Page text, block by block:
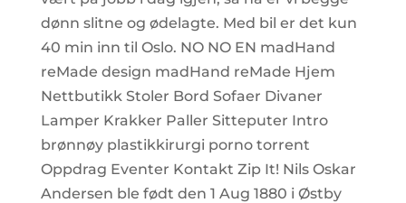
dønn slitne og ødelagte. Med bil er det kun
40 min inn til Oslo. NO NO EN madHand
reMade design madHand reMade Hjem
Nettbutikk Stoler Bord Sofaer Divaner
Lamper Krakker Paller Sitteputer Intro
brønnøy plastikkirurgi porno torrent
Oppdrag Eventer Kontakt Zip It! Nils Oskar
Andersen ble født den 1 Aug 1880 i Østby